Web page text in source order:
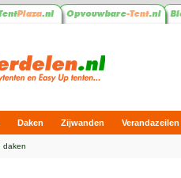
Daken Zijwanden Verandazeilen
daken